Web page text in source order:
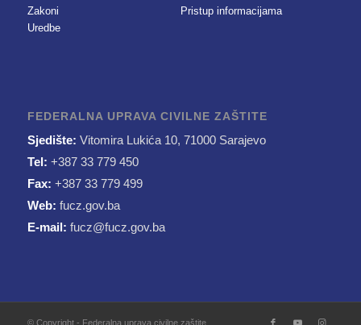
Zakoni
Uredbe
Pristup informacijama
FEDERALNA UPRAVA CIVILNE ZAŠTITE
Sjedište: Vitomira Lukića 10, 71000 Sarajevo
Tel: +387 33 779 450
Fax: +387 33 779 499
Web: fucz.gov.ba
E-mail: fucz@fucz.gov.ba
© Copyright - Federalna uprava civilne zaštite